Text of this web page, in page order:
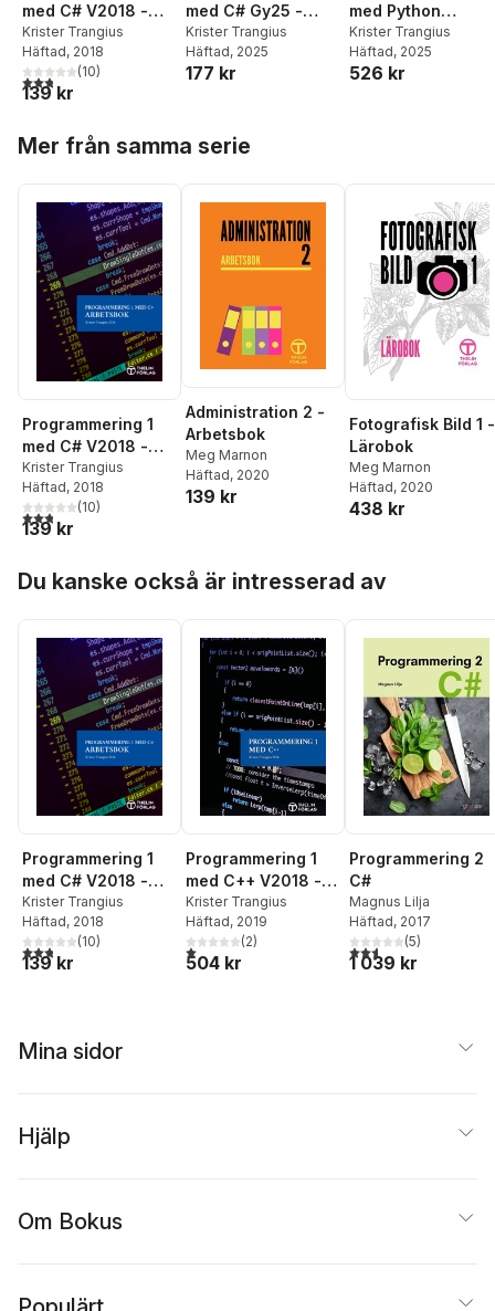
med C# V2018 -
Arbetsbok
Krister Trangius
Häftad, 2018
2,8utav 5 stjärnor. Totalt antal röster:
(10)
139 kr
med C# Gy25 -
Arbetsbok
Krister Trangius
Häftad, 2025
177 kr
med Python
Gy2025, Lärobok
Krister Trangius
Häftad, 2025
526 kr
Mer från samma serie
Programmering 1
med C# V2018 -
Arbetsbok
Krister Trangius
Häftad, 2018
2,8utav 5 stjärnor. Totalt antal röster:
(10)
139 kr
Administration 2 -
Arbetsbok
Meg Marnon
Häftad, 2020
139 kr
Fotografisk Bild 1 -
Lärobok
Meg Marnon
Häftad, 2020
438 kr
Du kanske också är intresserad av
Programmering 1
med C# V2018 -
Arbetsbok
Krister Trangius
Häftad, 2018
2,8utav 5 stjärnor. Totalt antal röster:
(10)
139 kr
Programmering 1
med C++ V2018 -
Lärobok
Krister Trangius
Häftad, 2019
1,0utav 5 stjärnor. Totalt antal röster:
(2)
504 kr
Programmering 2
C#
Magnus Lilja
Häftad, 2017
2,6utav 5 stjärnor.
(5)
1 039 kr
Mina sidor
Hjälp
Om Bokus